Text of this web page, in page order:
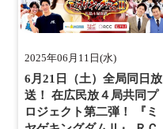
2025年06月11日(水)
6月21日（土）全局同日放
送！ 在広民放４局共同プ
ロジェクト第二弾！ 『ミ